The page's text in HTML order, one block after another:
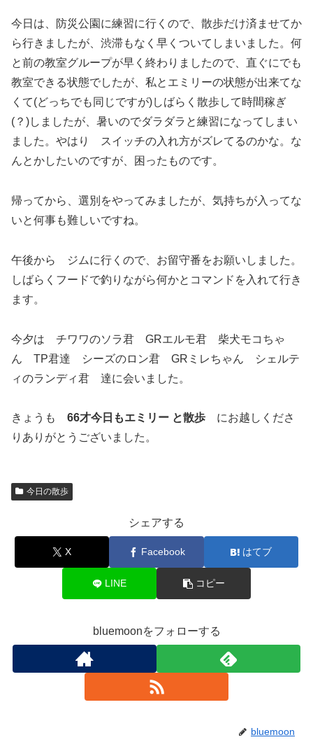
今日は、防災公園に練習に行くので、散歩だけ済ませてか
ら行きましたが、渋滞もなく早くついてしまいました。何
と前の教室グループが早く終わりましたので、直ぐにでも
教室できる状態でしたが、私とエミリーの状態が出来てな
くて(どっちでも同じですが)しばらく散歩して時間稼ぎ
(？)しましたが、暑いのでダラダラと練習になってしまい
ました。やはり スイッチの入れ方がズレてるのかな。な
んとかしたいのですが、困ったものです。
帰ってから、選別をやってみましたが、気持ちが入ってな
いと何事も難しいですね。
午後から ジムに行くので、お留守番をお願いしました。
しばらくフードで釣りながら何かとコマンドを入れて行き
ます。
今夕は チワワのソラ君 GRエルモ君 柴犬モコちゃ
ん TP君達 シーズのロン君 GRミレちゃん シェルテ
ィのランディ君 達に会いました。
きょうも 66才今日もエミリー と散歩 にお越しくださ
りありがとうございました。
今日の散歩
シェアする
X Facebook はてブ
LINE コピー
bluemoonをフォローする
bluemoon